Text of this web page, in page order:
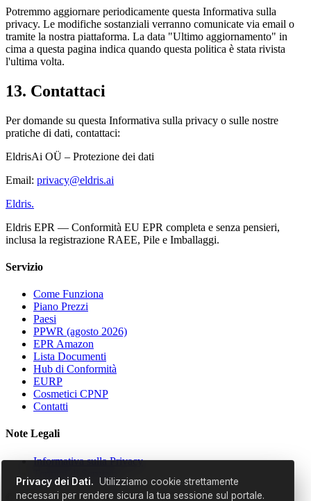
Potremmo aggiornare periodicamente questa Informativa sulla
privacy. Le modifiche sostanziali verranno comunicate via email o
tramite la nostra piattaforma. La data "Ultimo aggiornamento" in
cima a questa pagina indica quando questa politica è stata rivista
l'ultima volta.
13. Contattaci
Per domande su questa Informativa sulla privacy o sulle nostre
pratiche di dati, contattaci:
EldrisAi OÜ – Protezione dei dati
Email: privacy@eldris.ai
Eldris.
Eldris EPR — Conformità EU EPR completa e senza pensieri,
inclusa la registrazione RAEE, Pile e Imballaggi.
Servizio
Come Funziona
Piano Prezzi
Paesi
PPWR (agosto 2026)
EPR Amazon
Lista Documenti
Hub di Conformità
EURP
Cosmetici CPNP
Contatti
Note Legali
Informativa sulla Privacy
© 2026 EldrisAi OÜ. Tutti i diritti riservati.
Privacy dei Dati. Utilizziamo cookie strettamente
necessari per rendere sicura la tua sessione sul portale.